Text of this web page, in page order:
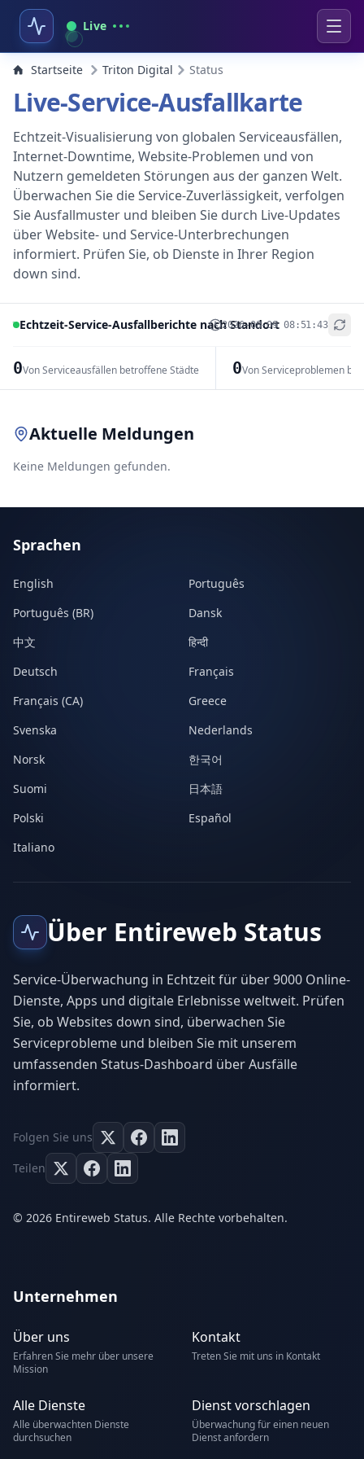
Live
Startseite Triton Digital Status
Live-Service-Ausfallkarte
Echtzeit-Visualisierung von globalen Serviceausfällen,
Internet-Downtime, Website-Problemen und von
Nutzern gemeldeten Störungen aus der ganzen Welt.
Überwachen Sie die Service-Zuverlässigkeit, verfolgen
Sie Ausfallmuster und bleiben Sie durch Live-Updates
über Website- und Service-Unterbrechungen
informiert. Prüfen Sie, ob Dienste in Ihrer Region
down sind.
Echtzeit-Service-Ausfallberichte nach Standort
2026-08-09 08:51:43
0Von Serviceausfällen betroffene Städte 0Von Serviceproblemen
+
Aktuelle Meldungen
Keine Meldungen gefunden.
Sprachen
English
Português
Português (BR)
Dansk
中文
हिन्दी
Deutsch
Français
Français (CA)
Greece
Svenska
Nederlands
Norsk
한국어
Suomi
日本語
Polski
Español
Italiano
Über Entireweb Status
Service-Überwachung in Echtzeit für über 9000 Online-
Dienste, Apps und digitale Erlebnisse weltweit. Prüfen
Sie, ob Websites down sind, überwachen Sie
Serviceprobleme und bleiben Sie mit unserem
umfassenden Status-Dashboard über Ausfälle
informiert.
Folgen Sie uns
Teilen
© 2026 Entireweb Status. Alle Rechte vorbehalten.
Unternehmen
Über uns
Erfahren Sie mehr über unsere
Mission
Kontakt
Treten Sie mit uns in Kontakt
Alle Dienste
Alle überwachten Dienste
durchsuchen
Dienst vorschlagen
Überwachung für einen neuen
Dienst anfordern